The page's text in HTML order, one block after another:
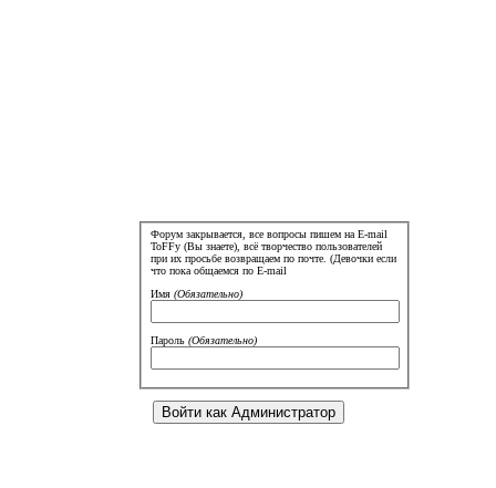
Форум закрывается, все вопросы пишем на E-mail
ToFFy (Вы знаете), всё творчество пользователей
при их просьбе возвращаем по почте. (Девочки если
что пока общаемся по E-mail
Имя (Обязательно)
Пароль (Обязательно)